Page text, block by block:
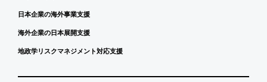
日本企業の海外事業支援
海外企業の日本展開支援
地政学リスクマネジメント対応支援